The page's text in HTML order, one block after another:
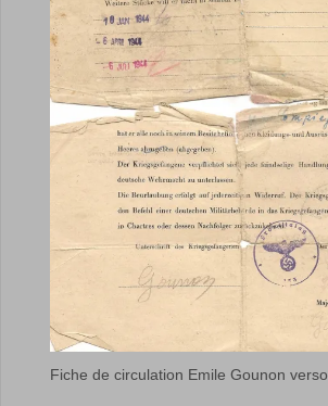
Fiche de circulation Emile Gounon verso